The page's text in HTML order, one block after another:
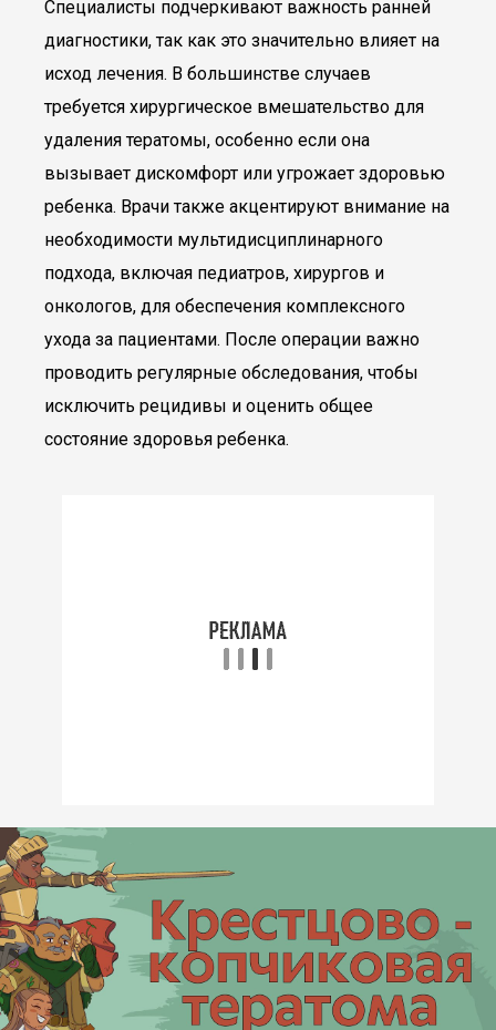
Специалисты подчеркивают важность ранней
диагностики, так как это значительно влияет на
исход лечения. В большинстве случаев
требуется хирургическое вмешательство для
удаления тератомы, особенно если она
вызывает дискомфорт или угрожает здоровью
ребенка. Врачи также акцентируют внимание на
необходимости мультидисциплинарного
подхода, включая педиатров, хирургов и
онкологов, для обеспечения комплексного
ухода за пациентами. После операции важно
проводить регулярные обследования, чтобы
исключить рецидивы и оценить общее
состояние здоровья ребенка.